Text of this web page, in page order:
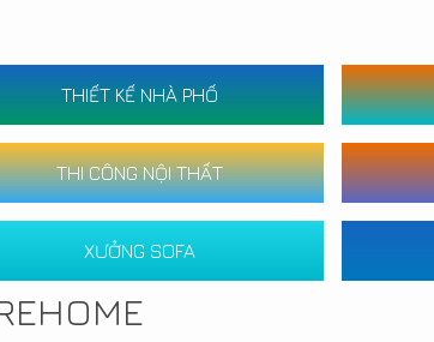
THIẾT KẾ NHÀ PHỐ
THI CÔNG NỘI THẤT
XƯỞNG SOFA